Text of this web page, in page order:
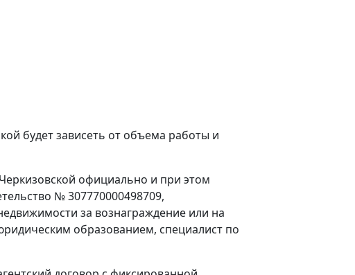
будет зависеть от объема работы и
официально и при этом
№ 307770000498709,
за вознаграждение или на
образованием, специалист по